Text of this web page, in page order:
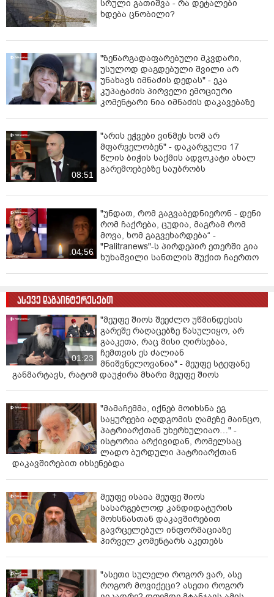
სრული გათიშვა - რა დეტალები
ხდება ცნობილი?
"ზეწარგადაფარებული მკვდარი,
უსულოდ დაგდებული შვილი არ
უნახავს იმნაძის დედას" - ეკა
კუპატაძის პირველი ემოციური
კომენტარი ნია იმნაძის დაკავებაზე
08:51
"არის ეჭვები ვინმეს ხომ არ
მფარველობენ" - დაკარგული 17
წლის ბიჭის საქმის ადვოკატი ახალ
გარემოებებზე საუბრობს
04:56
"უნდათ, რომ გაგვაბედნიერონ - დენი
რომ ჩაქრება, ცუდია, მაგრამ რომ
მოვა, ხომ გაგვეხარდება“ -
"Palitranews"-ს პირდეპირ ეთერში გია
ხუხაშვილი სანთლის შუქით ჩაერთო
ასევე დაგაინტერესებთ
01:23
"მეუფე შიოს შეეძლო უწმინდესის
გარეშე რაღაცებზე წასულიყო, არ
გააკეთა, რაც მისი ღირსებაა,
ჩემთვის ეს ძალიან
მნიშვნელოვანია" - მეუფე სტეფანე
განმარტავს, რატომ დაუჭირა მხარი მეუფე შიოს
"მამაჩემმა, იქნებ მოიხსნა ეგ
საყურეები აღდგომის ღამეზე მაინცო,
პატრიარქთან უხერხულიაო…" -
ისტორია არქივიდან, რომელსაც
ლადო ბურდული პატრიარქთან
დაკავშირებით იხსენებდა
მეუფე ისაია მეუფე შიოს
სასარგებლოდ კანდიდატურის
მოხსნასთან დაკავშირებით
გავრცელებულ ინფორმაციაზე
პირველ კომენტარს აკეთებს
"ასეთი სულელი როგორ ვარ, ასე
როგორ მოვიქეცი? ასეთი როგორ